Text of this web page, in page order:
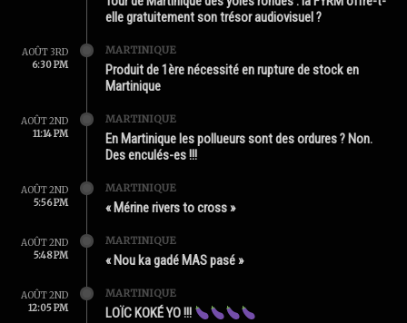
elle gratuitement son trésor audiovisuel ?
AOÛT 3RD
6:30 PM
MARTINIQUE
Produit de 1ère nécessité en rupture de stock en
Martinique
AOÛT 2ND
11:14 PM
MARTINIQUE
En Martinique les pollueurs sont des ordures ? Non.
Des enculés-es !!!
AOÛT 2ND
5:56 PM
MARTINIQUE
« Mérine rivers to cross »
AOÛT 2ND
5:48 PM
MARTINIQUE
« Nou ka gadé MAS pasé »
AOÛT 2ND
12:05 PM
MARTINIQUE
LOÏC KOKÉ YO !!!